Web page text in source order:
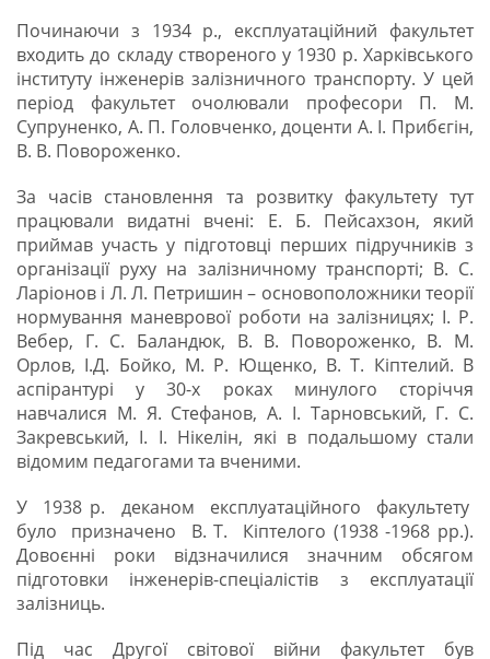
Починаючи з 1934 р., експлуатаційний факультет
входить до складу створеного у 1930 р. Харківського
інституту інженерів залізничного транспорту. У цей
період факультет очолювали професори П. М.
Супруненко, А. П. Головченко, доценти А. І. Прибєгін,
В. В. Повороженко.
За часів становлення та розвитку факультету тут
працювали видатні вчені: Е. Б. Пейсахзон, який
приймав участь у підготовці перших підручників з
організації руху на залізничному транспорті; В. С.
Ларіонов і Л. Л. Петришин – основоположники теорії
нормування маневрової роботи на залізницях; І. Р.
Вебер, Г. С. Баландюк, В. В. Повороженко, В. М.
Орлов, І.Д. Бойко, М. Р. Ющенко, В. Т. Кіптелий. В
аспірантурі у 30-х роках минулого сторіччя
навчалися М. Я. Стефанов, А. І. Тарновський, Г. С.
Закревський, І. І. Нікелін, які в подальшому стали
відомим педагогами та вченими.
У 1938 р. деканом експлуатаційного факультету
було призначено В. Т. Кіптелого (1938 -1968 рр.).
Довоєнні роки відзначилися значним обсягом
підготовки інженерів-спеціалістів з експлуатації
залізниць.
Під час Другої світової війни факультет був